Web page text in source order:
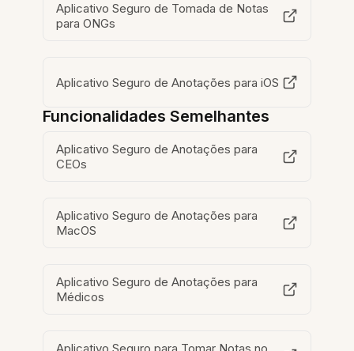
Aplicativo Seguro de Tomada de Notas
para ONGs
Aplicativo Seguro de Anotações para iOS
Funcionalidades Semelhantes
Aplicativo Seguro de Anotações para
CEOs
Aplicativo Seguro de Anotações para
MacOS
Aplicativo Seguro de Anotações para
Médicos